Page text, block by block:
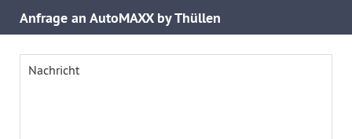
Anfrage an AutoMAXX by Thüllen
Nachricht